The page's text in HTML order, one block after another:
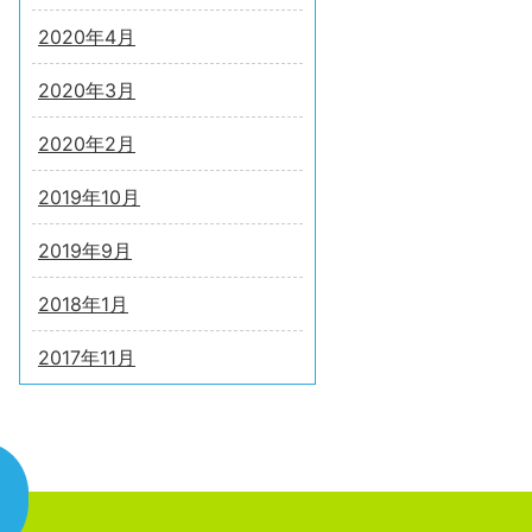
2020年4月
2020年3月
2020年2月
2019年10月
2019年9月
2018年1月
2017年11月